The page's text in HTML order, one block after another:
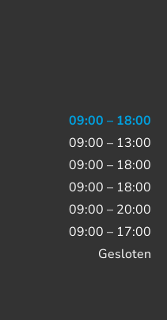
09:00 – 18:00
09:00 – 13:00
09:00 – 18:00
09:00 – 18:00
09:00 – 20:00
09:00 – 17:00
Gesloten